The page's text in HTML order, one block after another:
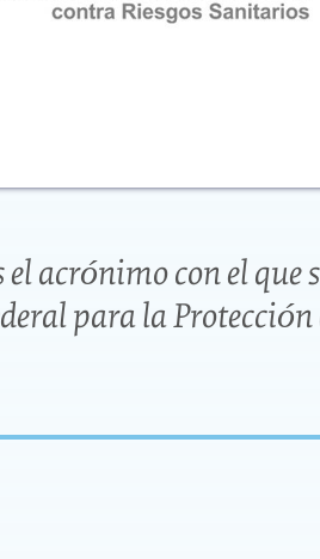
el acrónimo con el que
para la Protección